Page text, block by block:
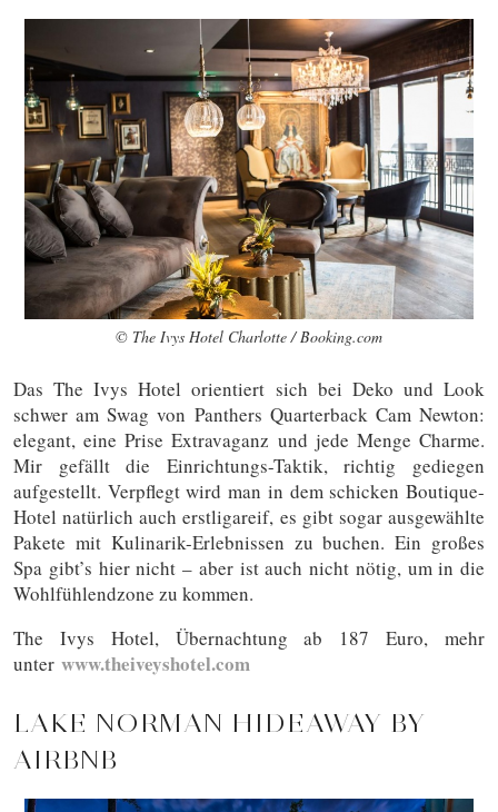
© The Ivys Hotel Charlotte / Booking.com
Das The Ivys Hotel orientiert sich bei Deko und Look
schwer am Swag von Panthers Quarterback Cam Newton:
elegant, eine Prise Extravaganz und jede Menge Charme.
Mir gefällt die Einrichtungs-Taktik, richtig gediegen
aufgestellt. Verpflegt wird man in dem schicken Boutique-
Hotel natürlich auch erstligareif, es gibt sogar ausgewählte
Pakete mit Kulinarik-Erlebnissen zu buchen. Ein großes
Spa gibt’s hier nicht – aber ist auch nicht nötig, um in die
Wohlfühlendzone zu kommen.
The Ivys Hotel, Übernachtung ab 187 Euro, mehr
unter www.theiveyshotel.com
LAKE NORMAN HIDEAWAY BY
AIRBNB